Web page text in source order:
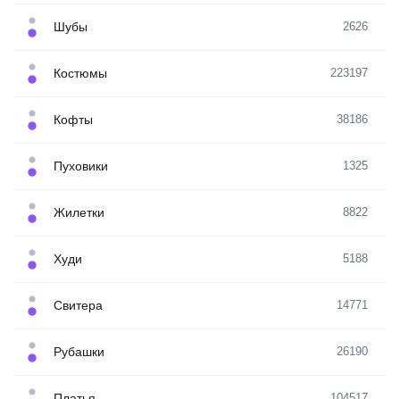
Шубы 2626
Костюмы 223197
Кофты 38186
Пуховики 1325
Жилетки 8822
Худи 5188
Свитера 14771
Рубашки 26190